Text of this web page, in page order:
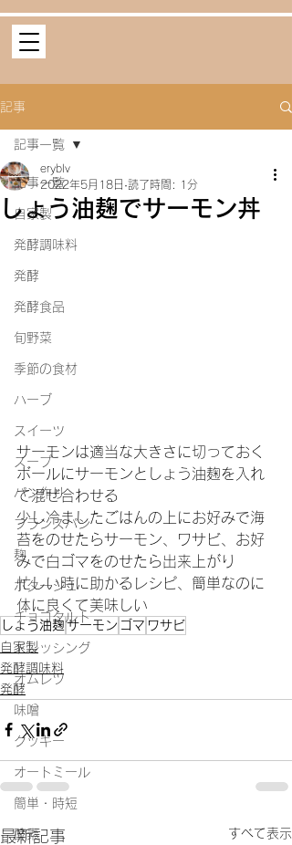
記事
記事一覧
自家製
発酵調味料
発酵
発酵食品
旬野菜
季節の食材
ハーブ
スイーツ
スープ
パン作り
フランスパン
麹
ポタージュ
チョコタルト
ドレッシング
オムレツ
味噌
クッキー
オートミール
簡単・時短
酵素
記事一覧
しょう油麹でサーモン丼
eryblv
2022年5月18日 読了時間: 1分
サーモンは適当な大きさに切っておく
ボールにサーモンとしょう油麹を入れ
て混ぜ合わせる
少し冷ましたごはんの上にお好みで海
苔をのせたらサーモン、ワサビ、お好
みで白ゴマをのせたら出来上がり
忙しい時に助かるレシピ、簡単なのに
体に良くて美味しい
しょう油麹 サーモン ゴマ ワサビ
自家製
発酵調味料
発酵
最新記事 すべて表示